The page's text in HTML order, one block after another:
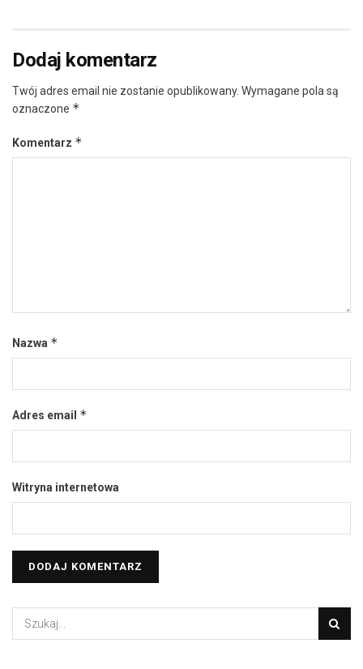
Dodaj komentarz
Twój adres email nie zostanie opublikowany. Wymagane pola są
oznaczone *
Komentarz *
Nazwa *
Adres email *
Witryna internetowa